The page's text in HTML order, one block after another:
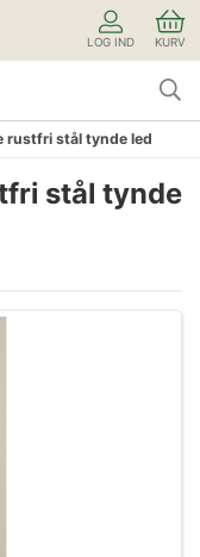
LOG IND KURV
stål tynde led
stål tynde